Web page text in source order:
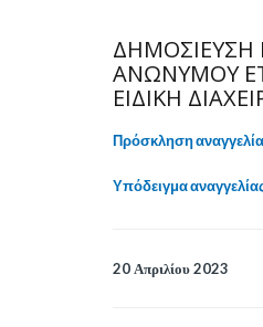
ΔΗΜΟΣΙΕΥΣΗ
ΑΝΩΝΥΜΟΥ
ΕΙΔΙΚΗ
Πρόσκληση
Υπόδειγμα
20 Απριλίου 2023